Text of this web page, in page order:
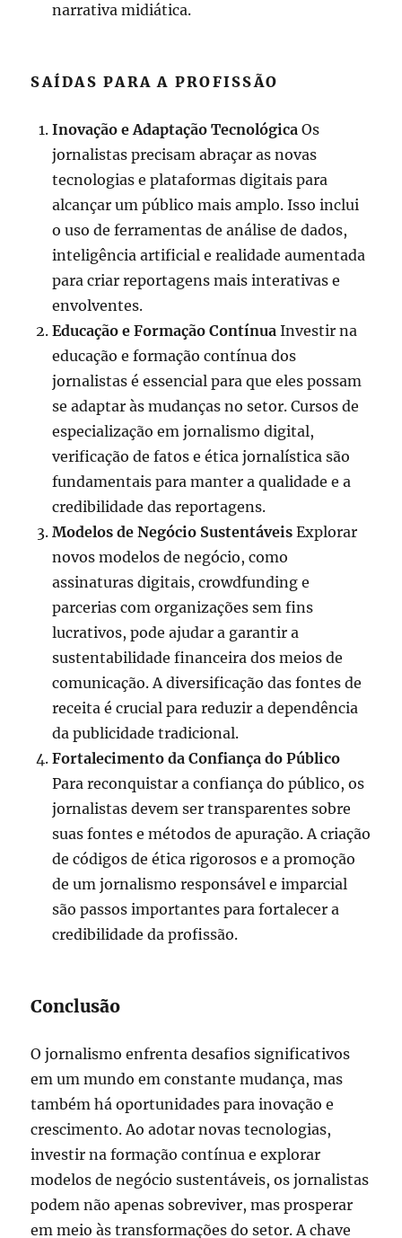
narrativa midiática.
SAÍDAS PARA A PROFISSÃO
Inovação e Adaptação Tecnológica Os
jornalistas precisam abraçar as novas
tecnologias e plataformas digitais para
alcançar um público mais amplo. Isso inclui
o uso de ferramentas de análise de dados,
inteligência artificial e realidade aumentada
para criar reportagens mais interativas e
envolventes.
Educação e Formação Contínua Investir na
educação e formação contínua dos
jornalistas é essencial para que eles possam
se adaptar às mudanças no setor. Cursos de
especialização em jornalismo digital,
verificação de fatos e ética jornalística são
fundamentais para manter a qualidade e a
credibilidade das reportagens.
Modelos de Negócio Sustentáveis Explorar
novos modelos de negócio, como
assinaturas digitais, crowdfunding e
parcerias com organizações sem fins
lucrativos, pode ajudar a garantir a
sustentabilidade financeira dos meios de
comunicação. A diversificação das fontes de
receita é crucial para reduzir a dependência
da publicidade tradicional.
Fortalecimento da Confiança do Público
Para reconquistar a confiança do público, os
jornalistas devem ser transparentes sobre
suas fontes e métodos de apuração. A criação
de códigos de ética rigorosos e a promoção
de um jornalismo responsável e imparcial
são passos importantes para fortalecer a
credibilidade da profissão.
Conclusão
O jornalismo enfrenta desafios significativos
em um mundo em constante mudança, mas
também há oportunidades para inovação e
crescimento. Ao adotar novas tecnologias,
investir na formação contínua e explorar
modelos de negócio sustentáveis, os jornalistas
podem não apenas sobreviver, mas prosperar
em meio às transformações do setor. A chave